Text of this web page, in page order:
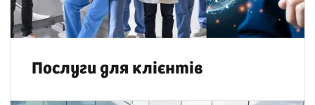
Послуги для клієнтів